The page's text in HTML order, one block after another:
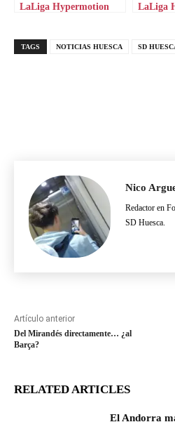
LaLiga Hypermotion
LaLiga
TAGS NOTICIAS HUESCA SD
Nico
Redactor en
SD Huesca.
Artículo anterior
Del Mirandés directamente… ¿al
Barça?
RELATED ARTICLES
El Andorra